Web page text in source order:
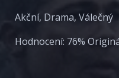
Akční, Drama, Válečný
Hodnocení: 76%